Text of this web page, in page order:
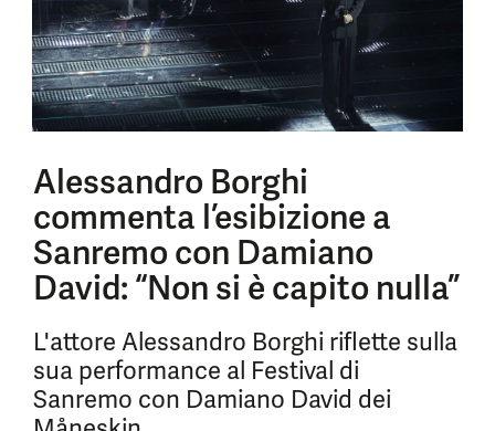
Alessandro Borghi
commenta l’esibizione a
Sanremo con Damiano
David: “Non si è capito nulla”
L'attore Alessandro Borghi riflette sulla
sua performance al Festival di
Sanremo con Damiano David dei